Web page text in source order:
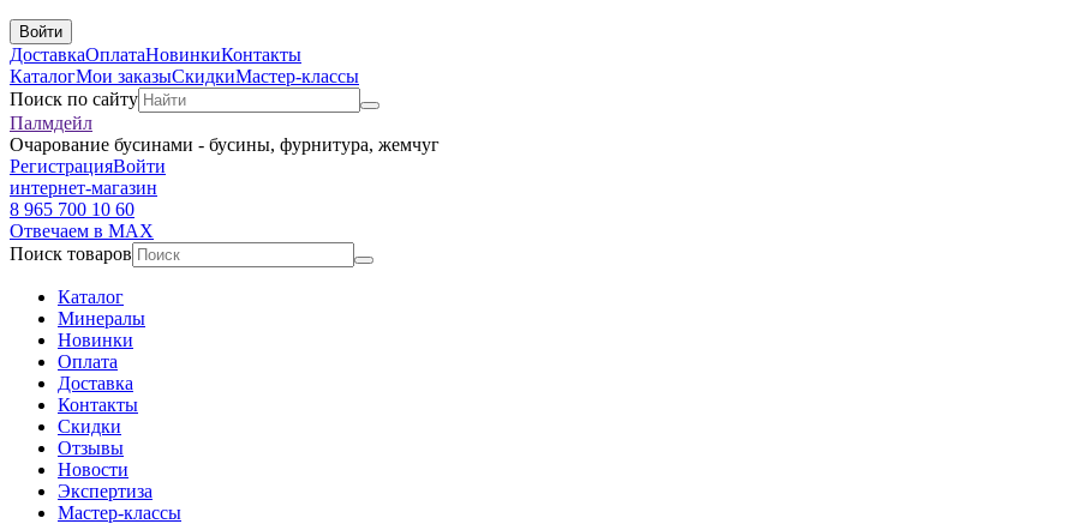
Войти
ДоставкаОплатаНовинкиКонтакты
КаталогМои заказыСкидкиМастер-классы
Поиск по сайту
Палмдейл
Очарование бусинами - бусины, фурнитура, жемчуг
РегистрацияВойти
интернет-магазин
8 965 700 10 60
Отвечаем в MAX
Поиск товаров
Каталог
Минералы
Новинки
Оплата
Доставка
Контакты
Скидки
Отзывы
Новости
Экспертиза
Мастер-классы